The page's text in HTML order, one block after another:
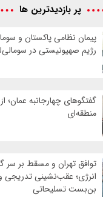
پر بازدیدترین ها
پیمان نظامی پاکستان و
رژيم صهیونیستی در
گفتگوهای چهارجانبه عمان؛
منطقه‌ای
توافق تهران و مسقط بر سر
انرژی؛ عقب‌نشینی تدریجی
بن‌بست تسلیحاتی